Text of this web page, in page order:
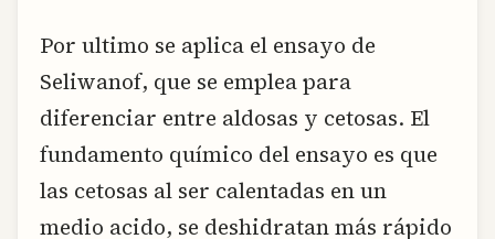
Por ultimo se aplica el ensayo de
Seliwanof, que se emplea para
diferenciar entre aldosas y cetosas. El
fundamento químico del ensayo es que
las cetosas al ser calentadas en un
medio acido, se deshidratan más rápido